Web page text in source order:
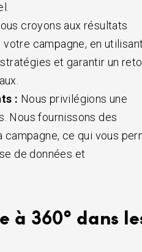
croyons aux résultats
campagne, en utilisant
et garantir un
: Nous privilégions une
Nous fournissons des
ce qui vous
de données et
à 360° dans